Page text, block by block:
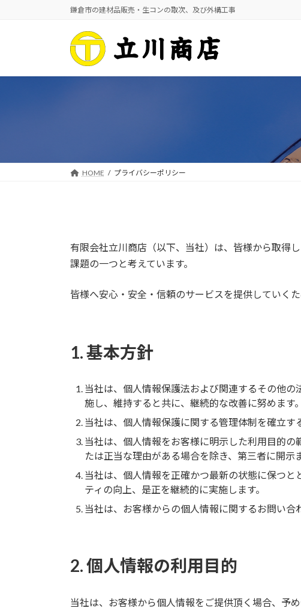
へ
ョ
鎌倉市の建材品販売・生コンの取次、及び外構工事
HOME プライバシーポリシー
有限会社立川商店（以下、当社）は、皆様から取得
課題の一つと考えています。
皆様へ安心・安全・信頼のサービスを提供していく
1. 基本方針
当社は、個人情報保護法および関連するその他
施し、維持すると共に、継続的な改善に努めます。
当社は、個人情報保護に関する管理体制を確立す
当社は、個人情報をお客様に明示した利用目的
たは正当な理由がある場合を除き、第三者に開示
当社は、個人情報を正確かつ最新の状態に保つ
ティの向上、是正を継続的に実施します。
当社は、お客様からの個人情報に関するお問い合
2. 個人情報の利用目的
当社は、お客様から個人情報をご提供頂く場合、予